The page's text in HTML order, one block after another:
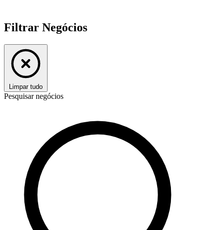
Filtrar Negócios
Limpar tudo
Pesquisar negócios